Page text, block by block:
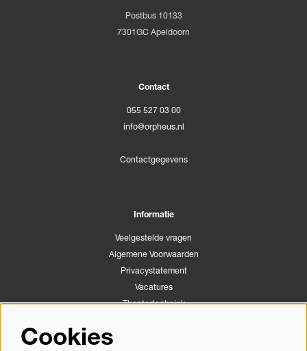
Postbus 10133
7301GC Apeldoorn
Contact
055 527 03 00
info@orpheus.nl
Contactgegevens
Informatie
Veelgestelde vragen
Algemene Voorwaarden
Privacystatement
Vacatures
Theatertechniek
Congrescentrum Orpheus
Cookies